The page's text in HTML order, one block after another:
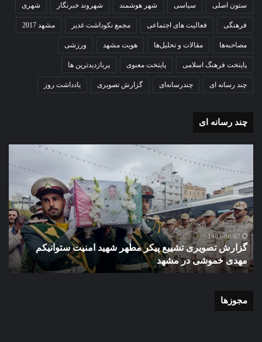
ستون اصلی سیاسی شهر هوشمند شهروند خبرنگار شهری
فرهنگی فعالیت های اجتماعی مجمع نکوداشت غدیر مشهد 2017
مصاحبه‌ها مقالات و تحلیل‌ها هویت مشهد ورزشی
پایتخت فرهنگ اسلامی پایتخت معنوی پربازدیدترین ها
چند رسانه ای چندرسانه‌ای گزارش تصویری یادداشت روز
چند رسانه ای
تشییع
پیکر
مطهر
شهید
امنیت
ستوانیکم
مهدی
خموشی
در
1403-08-07
گزارش تصویری تشییع پیکر مطهر شهید امنیت ستوانیکم
مهدی خموشی در مشهد
با
مجوزها